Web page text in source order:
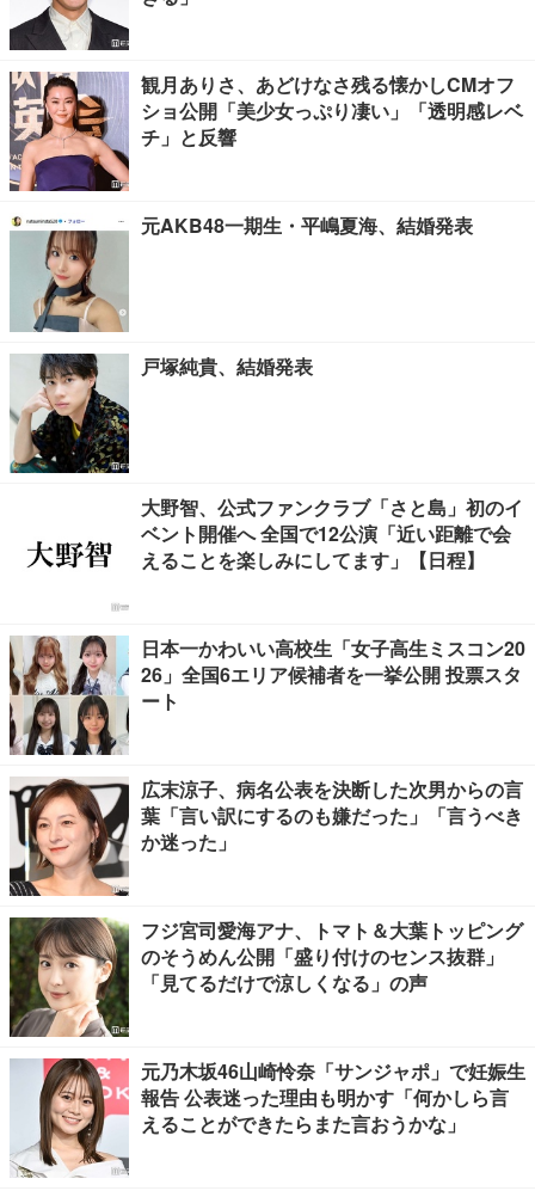
観月ありさ、あどけなさ残る懐かしCMオフ
ショ公開「美少女っぷり凄い」「透明感レベ
チ」と反響
元AKB48一期生・平嶋夏海、結婚発表
戸塚純貴、結婚発表
大野智、公式ファンクラブ「さと島」初のイ
ベント開催へ 全国で12公演「近い距離で会
えることを楽しみにしてます」【日程】
日本一かわいい高校生「女子高生ミスコン20
26」全国6エリア候補者を一挙公開 投票スタ
ート
広末涼子、病名公表を決断した次男からの言
葉「言い訳にするのも嫌だった」「言うべき
か迷った」
フジ宮司愛海アナ、トマト＆大葉トッピング
のそうめん公開「盛り付けのセンス抜群」
「見てるだけで涼しくなる」の声
元乃木坂46山崎怜奈「サンジャポ」で妊娠生
報告 公表迷った理由も明かす「何かしら言
えることができたらまた言おうかな」